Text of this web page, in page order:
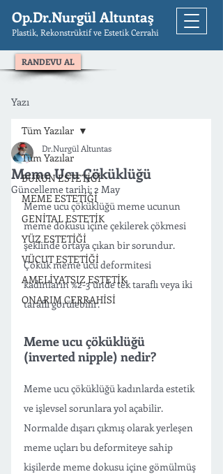
Op.Dr.Nurgül Altuntaş
Plastik, Rekonstrüktif ve Estetik Cerrahi
RANDEVU AL
Yazı
Tüm Yazılar
BURUN ESTETİĞİ
MEME ESTETİĞİ
GENİTAL ESTETİK
YÜZ ESTETİĞİ
VÜCUT ESTETİĞİ
AMELİYATSIZ ESTETİK
ONARIM CERRAHİSİ
Tüm Yazılar
Meme Ucu Çöküklüğü
Dr.Nurgül Altuntas
Güncelleme tarihi:2 May
Meme ucu çöküklüğü meme ucunun
meme dokusu içine çekilerek çökmesi
şeklinde ortaya çıkan bir sorundur.
Çökük meme ucu deformitesi
kadınların %2-3 ünde tek taraflı veya iki
taraflı görülebilir.
Meme ucu çöküklüğü
(inverted nipple) nedir?
Meme ucu çöküklüğü kadınlarda estetik
ve işlevsel sorunlara yol açabilir.
Normalde dışarı çıkmış olarak yerleşen
meme uçları bu deformiteye sahip
kişilerde meme dokusu içine gömülmüş